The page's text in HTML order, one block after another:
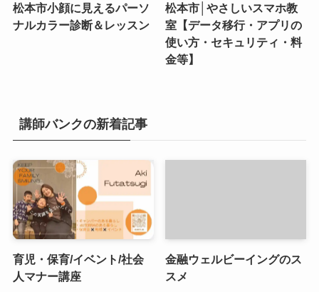
松本市小顔に見えるパーソ
ナルカラー診断＆レッスン
松本市│やさしいスマホ教
室【データ移行・アプリの
使い方・セキュリティ・料
金等】
講師バンクの新着記事
育児・保育/イベント/社会
人マナー講座
金融ウェルビーイングのス
スメ